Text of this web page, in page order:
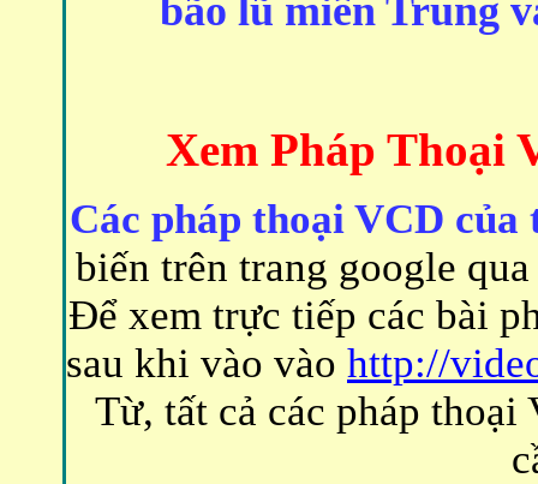
bão lũ miền Trung
Xem Pháp Thoại
Các pháp thoại VCD
biến trên trang google
Để xem trực tiếp các bài
sau khi vào vào http://
Từ, tất cả các pháp